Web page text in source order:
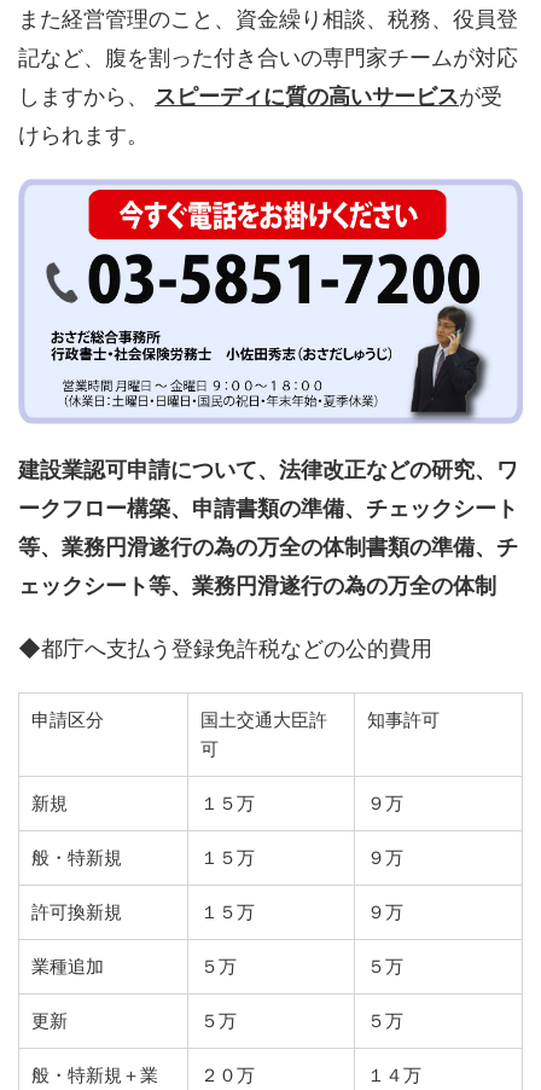
また経営管理のこと、資金繰り相談、税務、役員登
記など、腹を割った付き合いの専門家チームが対応
しますから、 スピーディに質の高いサービスが受
けられます。
建設業認可申請について、法律改正などの研究、ワ
ークフロー構築、申請書類の準備、チェックシート
等、業務円滑遂行の為の万全の体制書類の準備、チ
ェックシート等、業務円滑遂行の為の万全の体制
◆都庁へ支払う登録免許税などの公的費用
申請区分
国土交通大臣許
可
知事許可
新規 １５万 ９万
般・特新規 １５万 ９万
許可換新規 １５万 ９万
業種追加 ５万 ５万
更新 ５万 ５万
般・特新規＋業 ２０万 １４万